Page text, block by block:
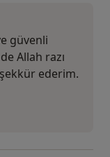
güvenli
Allah razı
ederim.